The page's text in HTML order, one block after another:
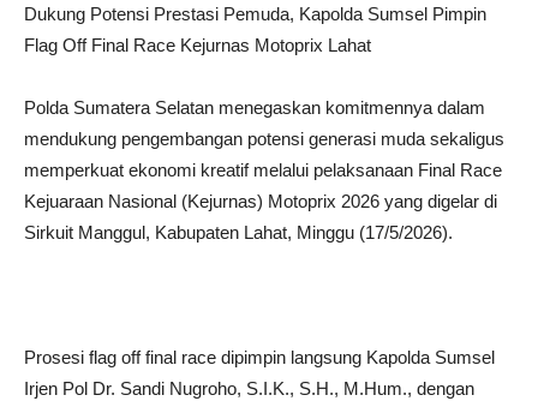
Dukung Potensi Prestasi Pemuda, Kapolda Sumsel Pimpin
Flag Off Final Race Kejurnas Motoprix Lahat
Polda Sumatera Selatan menegaskan komitmennya dalam
mendukung pengembangan potensi generasi muda sekaligus
memperkuat ekonomi kreatif melalui pelaksanaan Final Race
Kejuaraan Nasional (Kejurnas) Motoprix 2026 yang digelar di
Sirkuit Manggul, Kabupaten Lahat, Minggu (17/5/2026).
Prosesi flag off final race dipimpin langsung Kapolda Sumsel
Irjen Pol Dr. Sandi Nugroho, S.I.K., S.H., M.Hum., dengan